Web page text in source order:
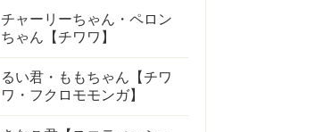
チャーリーちゃん・ペロン
ちゃん【チワワ】
るい君・ももちゃん【チワ
ワ・フクロモモンガ】